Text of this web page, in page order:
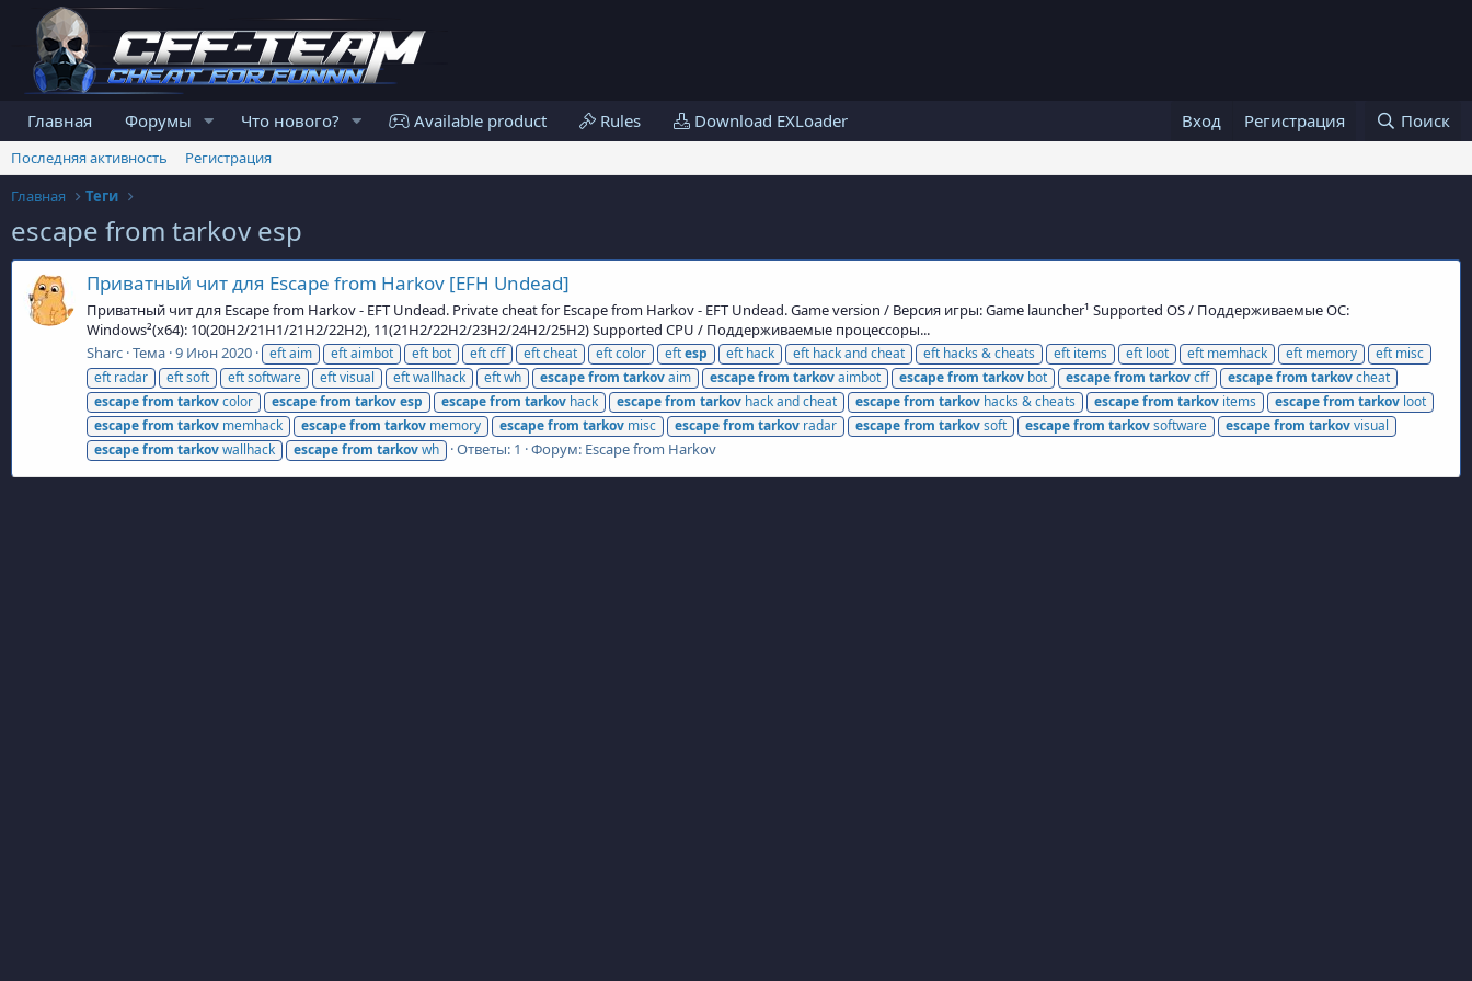
Главная Форумы Что нового? Available product Rules Download EXLoader Вход Регистрация Поиск
Последняя активность
Регистрация
Главная
Теги
escape from tarkov esp
Приватный чит для Escape from Harkov [EFH Undead]
Приватный чит для Escape from Harkov - EFT Undead. Private cheat for Escape from Harkov - EFT Undead. Game version / Версия игры: Game launcher¹ Supported OS / Поддерживаемые ОС:
Windows²(x64): 10(20H2/21H1/21H2/22H2), 11(21H2/22H2/23H2/24H2/25H2) Supported CPU / Поддерживаемые процессоры...
Sharc Тема 9 Июн 2020 eft aim eft aimbot eft bot eft cff eft cheat eft color eftesp eft hack eft hack and cheat eft hacks & cheats eft items eft loot eft memhack eft memory
eft misc
eft radar
eft soft eft software eft visual eft wallhack eft wh escapefrom tarkovaim escapefrom tarkovaimbot escapefrom tarkov bot escapefrom tarkovcff escapefrom tarkovcheat
escapefrom tarkovcolor escapefrom tarkovesp escapefrom tarkov hack escapefrom tarkov hack and cheat escapefrom tarkov hacks & cheats escapefrom tarkov items escapefrom tarkov loot
escapefrom tarkov memhack escapefrom tarkov memory escapefrom tarkov misc escapefrom tarkov radar escapefrom tarkovsoft escapefrom tarkovsoftware escapefrom tarkovvisual
escapefrom tarkovwallhack escapefrom tarkovwh Ответы: 1 Форум: Escape from Harkov